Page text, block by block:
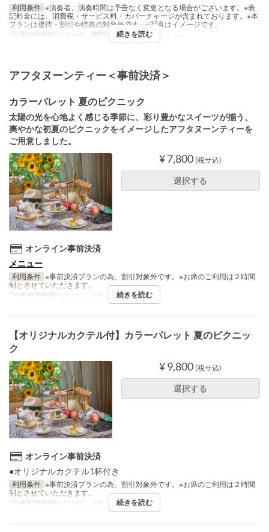
利用条件 ※演奏者、演奏時間は予告なく変更となる場合がございます。※表
記料金には、消費税・サービス料・カバーチャージが含まれております。※本
プランは優待・割引や特典の対象外です。※写真はイメージです。
ご予約可能日
8月28日 曜日 金 食事時間 ディナー
続きを読む
アフタヌーンティー＜事前決済＞
カラーパレット 夏のピクニック
太陽の光を心地よく感じる季節に、彩り豊かなスイーツが揃う、
爽やかな初夏のピクニックをイメージしたアフタヌーンティーを
ご用意しました。
¥ 7,800 (税サ込)
選択する
オンライン事前決済
メニュー
利用条件 ※事前決済プランの為、割引対象外です。※お席のご利用は２時間
制とさせていただきます。
ご予約可能日
6月18日 ~ 8月18日続きを読む
【オリジナルカクテル付】カラーパレット 夏のピクニッ
ク
¥ 9,800 (税サ込)
選択する
オンライン事前決済
●オリジナルカクテル1杯付き
利用条件 ※事前決済プランの為、割引対象外です。※お席のご利用は２時間
制とさせていただきます。
ご予約可能日
6月18日 ~ 8月18日続きを読む